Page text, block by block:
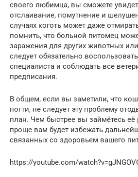
своего любимца, вы сможете
отслаивание, помутнение и
случаях коготь может даже
помнить, что больной питомец
заражения для других животных
следует обязательно
специалиста и соблюдать все
предписания.
В общем, если вы заметили, что
ногти, не следует эту проблему
план. Чем быстрее вы займётесь её
проще вам будет избежать
связанных со здоровьем вашего
https://youtube.com/